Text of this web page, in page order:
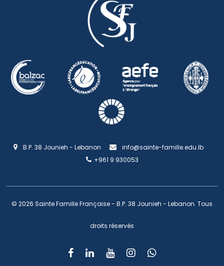
B.P. 38 Jounieh - Lebanon
info@sainte-famille.edu.lb
+961 9 930053
© 2026 Sainte Famille Française - B.P. 38 Jounieh - Lebanon. Tous
droits réservés